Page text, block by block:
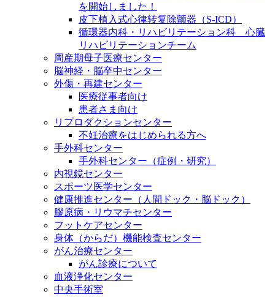
を開始しました！
皮下植入式心律转复除颤器（S-ICD）
循環器内科・リハビリテーション科 心臓
リハビリテーションチーム
周産期母子医療センター
脳神経・脳卒中センター
外傷・再建センター
医療従事者向け
患者さま向け
リプロダクションセンター
不妊治療をはじめられる方へ
手外科センター
手外科センター（症例・研究）
内視鏡センター
スポーツ医学センター
健康推進センター（人間ドック・脳ドック）
膠原病・リウマチセンター
フットケアセンター
身体（からだ）機能検査センター
がん治療センター
がん診療について
血液浄化センター
中央手術室